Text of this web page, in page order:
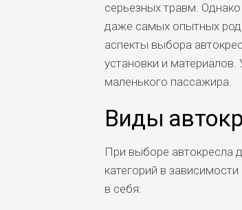
серьезных травм.
даже самых опытных
аспекты выбора
установки и
маленького пассажира.
Виды
При выборе автокресла
категорий в
в себя: